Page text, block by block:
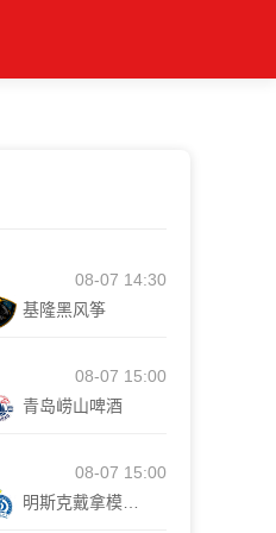
08-07 14:30
基隆黑风筝
08-07 15:00
青岛崂山啤酒
08-07 15:00